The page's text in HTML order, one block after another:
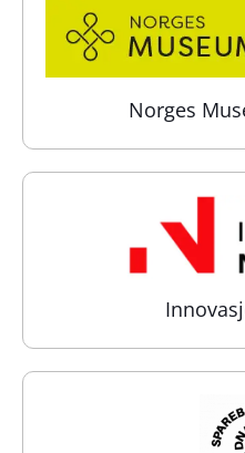
Norges